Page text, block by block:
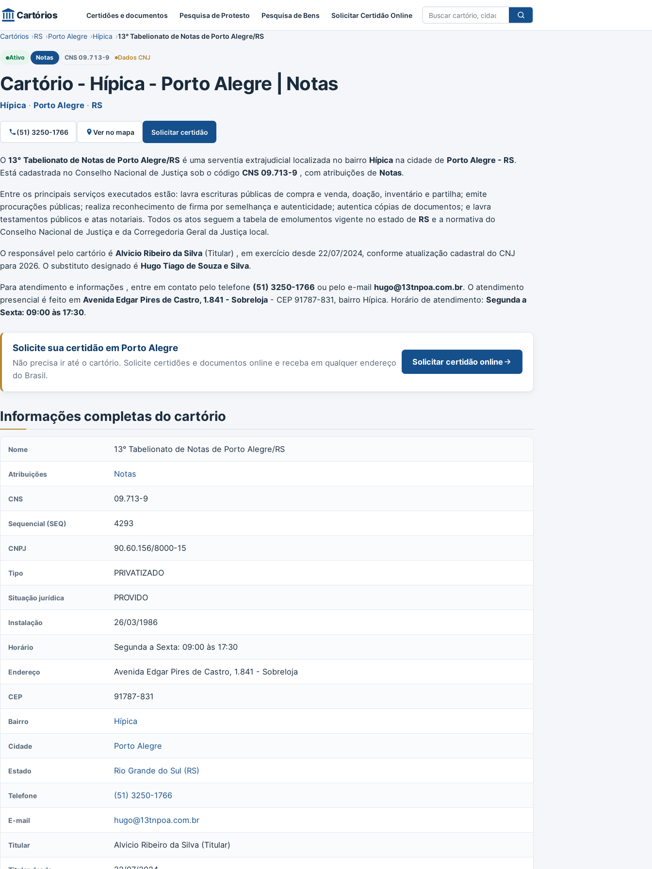
Cartórios Certidões e documentos Pesquisa de Protesto Pesquisa de Bens Solicitar Certidão Online
Buscar
cartório
Cartórios RS Porto Alegre Hípica 13° Tabelionato de Notas de Porto Alegre/RS
Ativo Notas CNS 09.713-9 Dados CNJ
Cartório - Hípica - Porto Alegre | Notas
Hípica · Porto Alegre · RS
(51) 3250-1766 Ver no mapa Solicitar certidão
O 13° Tabelionato de Notas de Porto Alegre/RS é uma serventia extrajudicial localizada no bairro Hípica na cidade de Porto Alegre - RS.
Está cadastrada no Conselho Nacional de Justiça sob o código CNS 09.713-9 , com atribuições de Notas.
Entre os principais serviços executados estão: lavra escrituras públicas de compra e venda, doação, inventário e partilha; emite
procurações públicas; realiza reconhecimento de firma por semelhança e autenticidade; autentica cópias de documentos; e lavra
testamentos públicos e atas notariais. Todos os atos seguem a tabela de emolumentos vigente no estado de RS e a normativa do
Conselho Nacional de Justiça e da Corregedoria Geral da Justiça local.
O responsável pelo cartório é Alvicio Ribeiro da Silva (Titular) , em exercício desde 22/07/2024, conforme atualização cadastral do CNJ
para 2026. O substituto designado é Hugo Tiago de Souza e Silva.
Para atendimento e informações , entre em contato pelo telefone (51) 3250-1766 ou pelo e-mail hugo@13tnpoa.com.br. O atendimento
presencial é feito em Avenida Edgar Pires de Castro, 1.841 - Sobreloja - CEP 91787-831, bairro Hípica. Horário de atendimento: Segunda a
Sexta: 09:00 às 17:30.
Solicite sua certidão em Porto Alegre
Não precisa ir até o cartório. Solicite certidões e documentos online e receba em qualquer endereço
do Brasil.
Solicitar certidão online
Informações completas do cartório
Nome 13° Tabelionato de Notas de Porto Alegre/RS
Atribuições Notas
CNS 09.713-9
Sequencial (SEQ) 4293
CNPJ 90.60.156/8000-15
Tipo PRIVATIZADO
Situação jurídica PROVIDO
Instalação 26/03/1986
Horário Segunda a Sexta: 09:00 às 17:30
Endereço Avenida Edgar Pires de Castro, 1.841 - Sobreloja
CEP 91787-831
Bairro Hípica
Cidade Porto Alegre
Estado Rio Grande do Sul (RS)
Telefone (51) 3250-1766
E-mail hugo@13tnpoa.com.br
Titular Alvicio Ribeiro da Silva (Titular)